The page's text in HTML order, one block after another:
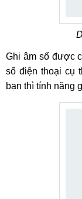
Ghi âm số được
số điện thoại cụ
bạn thì tính năng